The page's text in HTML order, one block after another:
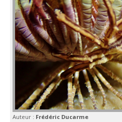
Auteur : Frédéric Ducarme